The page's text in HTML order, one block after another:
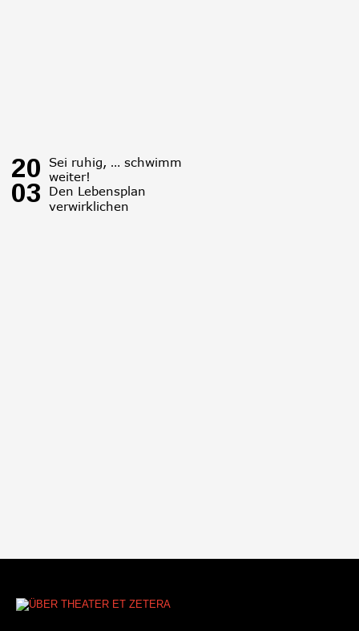
20
03
Sei ruhig, … schwimm
weiter!
Den Lebensplan
verwirklichen